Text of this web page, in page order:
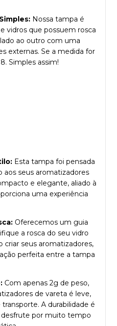
Nossa tampa é
vidros que possuem rosca
ao outro com uma
externas. Se a medida for
Simples assim!
Esta tampa foi pensada
aos seus aromatizadores
e elegante, aliado à
uma experiência
Oferecemos um guia
a rosca do seu vidro
criar seus aromatizadores,
perfeita entre a tampa
Com apenas 2g de peso,
de vareta é leve,
A durabilidade é
desfrute por muito tempo